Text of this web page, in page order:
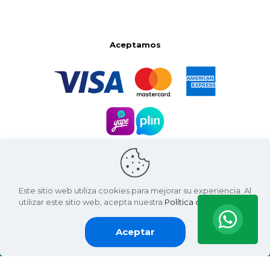
Aceptamos
Santa Natura ©
2026 | Living Green International SAC
RUC: 20607936812
Este sitio web utiliza cookies para mejorar su experiencia. Al
utilizar este sitio web, acepta nuestra Política de Privacidad
Aceptar